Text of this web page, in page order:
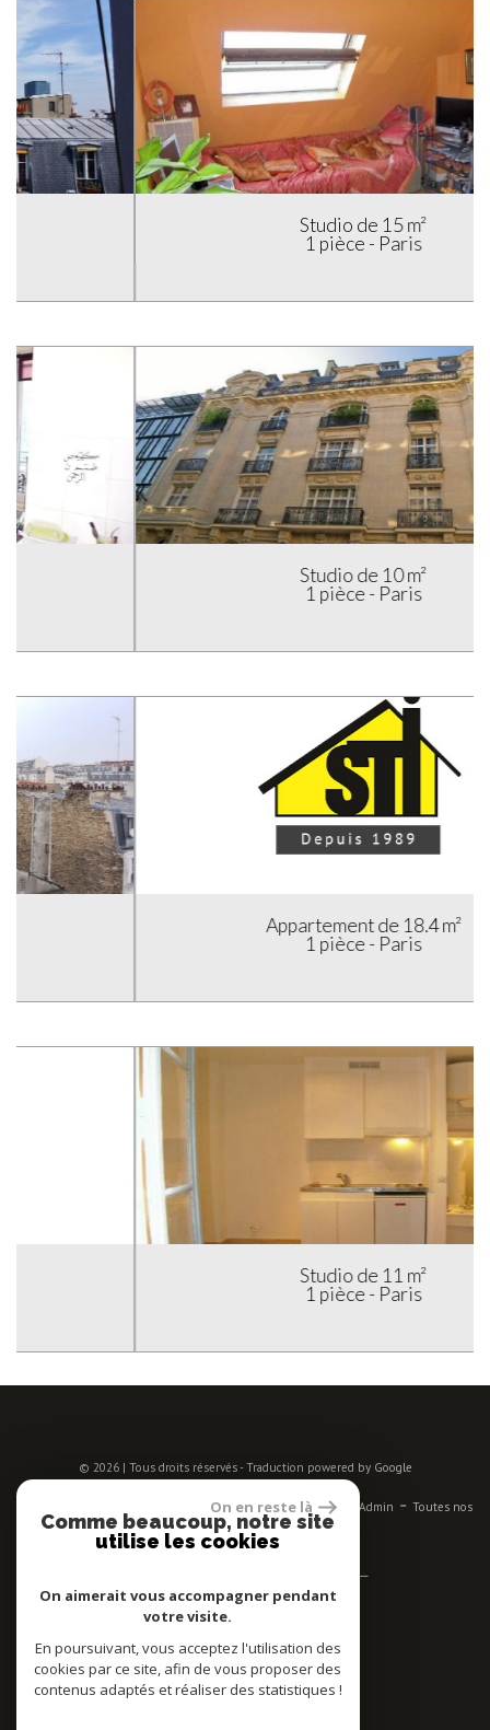
Studio de 15 m²
Studio de 10 m²
Appartement de 18.4 m²
Studio de 11 m²
© 2026 | Tous droits réservés - Traduction powered by Google
Nos honoraires-Liens Admin - Toutes nos
annonces
Espace propriétaires
Adhérent
On en reste là
Comme beaucoup, notre site
utilise les cookies
On aimerait vous accompagner pendant
votre visite.
En poursuivant, vous acceptez l'utilisation des
cookies par ce site, afin de vous proposer des
contenus adaptés et réaliser des statistiques !